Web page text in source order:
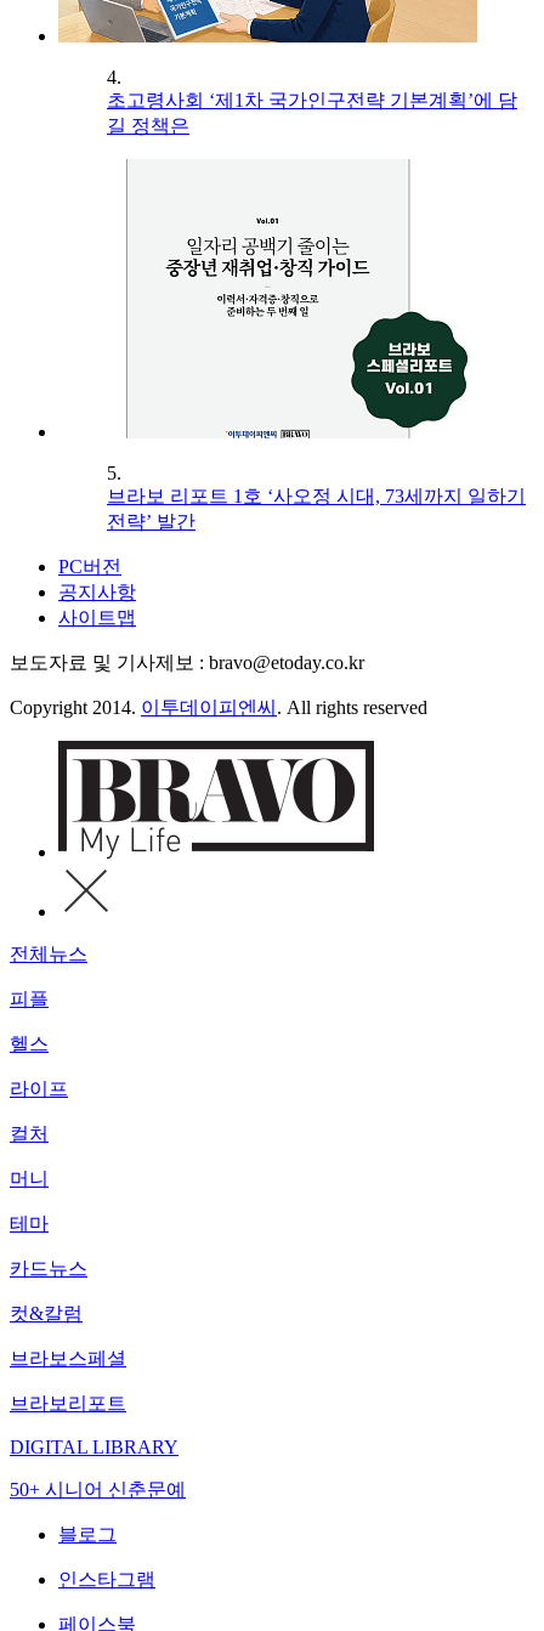
4.
초고령사회 ‘제1차 국가인구전략 기본계획’에 담
길 정책은
5.
브라보 리포트 1호 ‘사오정 시대, 73세까지 일하기
전략’ 발간
PC버전
공지사항
사이트맵
보도자료 및 기사제보 : bravo@etoday.co.kr
Copyright 2014. 이투데이피엔씨 . All rights reserved
전체뉴스
피플
헬스
라이프
컬처
머니
테마
카드뉴스
컷&칼럼
브라보스페셜
브라보리포트
DIGITAL LIBRARY
50+ 시니어 신춘문예
블로그
인스타그램
페이스북